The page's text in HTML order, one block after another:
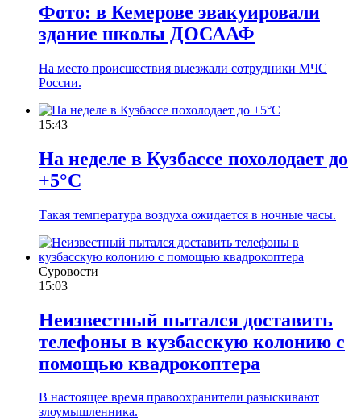
Фото: в Кемерове эвакуировали
здание школы ДОСААФ
На место происшествия выезжали сотрудники МЧС
России.
15:43
На неделе в Кузбассе похолодает до
+5°С
Такая температура воздуха ожидается в ночные часы.
Суровости
15:03
Неизвестный пытался доставить
телефоны в кузбасскую колонию с
помощью квадрокоптера
В настоящее время правоохранители разыскивают
злоумышленника.